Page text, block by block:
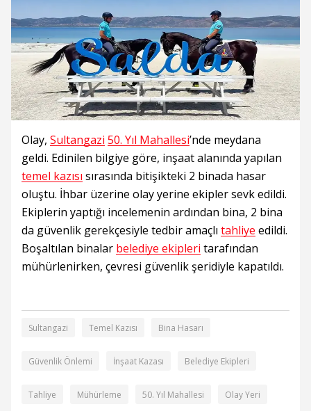
Olay, Sultangazi 50. Yıl Mahallesi’nde meydana
geldi. Edinilen bilgiye göre, inşaat alanında yapılan
temel kazısı sırasında bitişikteki 2 binada hasar
oluştu. İhbar üzerine olay yerine ekipler sevk edildi.
Ekiplerin yaptığı incelemenin ardından bina, 2 bina
da güvenlik gerekçesiyle tedbir amaçlı tahliye edildi.
Boşaltılan binalar belediye ekipleri tarafından
mühürlenirken, çevresi güvenlik şeridiyle kapatıldı.
Sultangazi Temel Kazısı Bina Hasarı
Güvenlik Önlemi İnşaat Kazası Belediye Ekipleri
Tahliye Mühürleme 50. Yıl Mahallesi Olay Yeri